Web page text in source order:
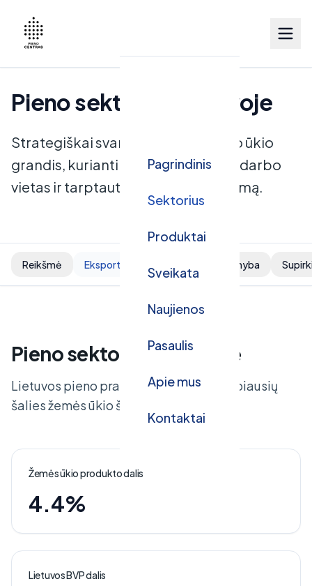
Pagrindinis
Sektorius
Produktai
Sveikata
Naujienos
Pasaulis
Apie mus
Kontaktai
Pieno sektorius Lietuvoje
Strategiškai svarbi Lietuvos maisto ūkio
grandis, kurianti ekonominę vertę, darbo
vietas ir tarptautinį konkurencingumą.
Reikšmė Eksportas Gamyba
Pieno sektoriaus reikšmė
Lietuvos pieno pramonė yra viena svarbiausių
šalies žemės ūkio šakų.
Žemės ūkio produkto dalis
4.4%
Lietuvos BVP dalis